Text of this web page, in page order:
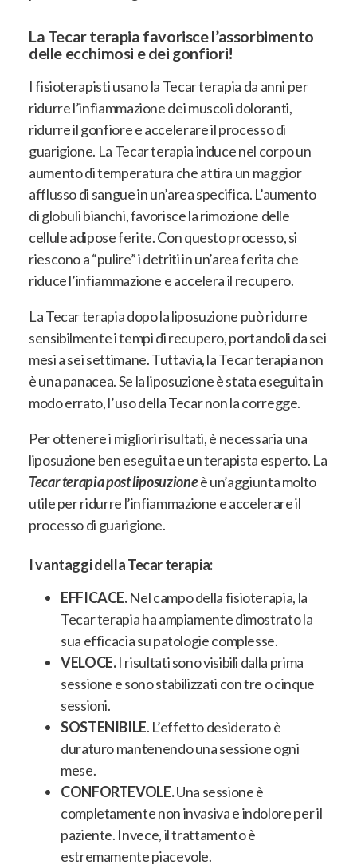
La Tecar terapia favorisce l’assorbimento
delle ecchimosi e dei gonfiori!
I fisioterapisti usano la Tecar terapia da anni per
ridurre l’infiammazione dei muscoli doloranti,
ridurre il gonfiore e accelerare il processo di
guarigione. La Tecar terapia induce nel corpo un
aumento di temperatura che attira un maggior
afflusso di sangue in un’area specifica. L’aumento
di globuli bianchi, favorisce la rimozione delle
cellule adipose ferite. Con questo processo, si
riescono a “pulire” i detriti in un’area ferita che
riduce l’infiammazione e accelera il recupero.
La Tecar terapia dopo la liposuzione può ridurre
sensibilmente i tempi di recupero, portandoli da sei
mesi a sei settimane. Tuttavia, la Tecar terapia non
è una panacea. Se la liposuzione è stata eseguita in
modo errato, l’uso della Tecar non la corregge.
Per ottenere i migliori risultati, è necessaria una
liposuzione ben eseguita e un terapista esperto. La
Tecar terapia post liposuzioneè un’aggiunta molto
utile per ridurre l’infiammazione e accelerare il
processo di guarigione.
I vantaggi della Tecar terapia:
EFFICACE.Nel campo della fisioterapia, la
Tecar terapia ha ampiamente dimostrato la
sua efficacia su patologie complesse.
VELOCE.I risultati sono visibili dalla prima
sessione e sono stabilizzati con tre o cinque
sessioni.
SOSTENIBILE. L’effetto desiderato è
duraturo mantenendo una sessione ogni
mese.
CONFORTEVOLE.Una sessione è
completamente non invasiva e indolore per il
paziente. Invece, il trattamento è
estremamente piacevole.